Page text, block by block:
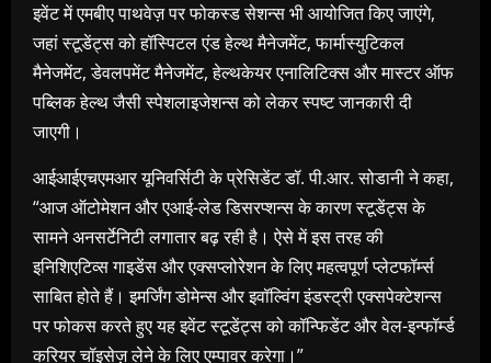
इवेंट में एमबीए पाथवेज़ पर फोकस्ड सेशन्स भी आयोजित किए जाएंगे,
जहां स्टूडेंट्स को हॉस्पिटल एंड हेल्थ मैनेजमेंट, फार्मास्युटिकल
मैनेजमेंट, डेवलपमेंट मैनेजमेंट, हेल्थकेयर एनालिटिक्स और मास्टर ऑफ
पब्लिक हेल्थ जैसी स्पेशलाइजेशन्स को लेकर स्पष्ट जानकारी दी
जाएगी।
आईआईएचएमआर यूनिवर्सिटी के प्रेसिडेंट डॉ. पी.आर. सोडानी ने कहा,
“आज ऑटोमेशन और एआई-लेड डिसरप्शन्स के कारण स्टूडेंट्स के
सामने अनसर्टेनिटी लगातार बढ़ रही है। ऐसे में इस तरह की
इनिशिएटिव्स गाइडेंस और एक्सप्लोरेशन के लिए महत्वपूर्ण प्लेटफॉर्म्स
साबित होते हैं। इमर्जिंग डोमेन्स और इवॉल्विंग इंडस्ट्री एक्सपेक्टेशन्स
पर फोकस करते हुए यह इवेंट स्टूडेंट्स को कॉन्फिडेंट और वेल-इन्फॉर्म्ड
करियर चॉइसेज़ लेने के लिए एम्पावर करेगा।”